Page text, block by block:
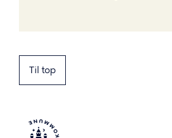
Til top